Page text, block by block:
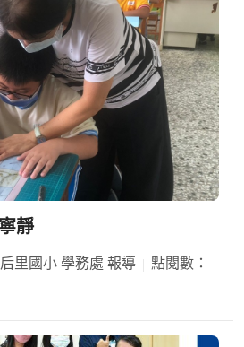
靜
里國小 學務處 報導
點閱數：